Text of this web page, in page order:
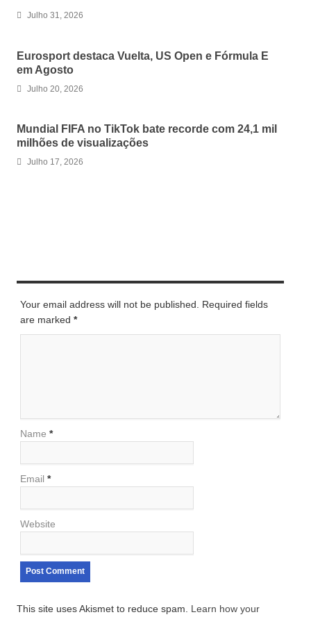
Julho 31, 2026
Eurosport destaca Vuelta, US Open e Fórmula E
em Agosto
Julho 20, 2026
Mundial FIFA no TikTok bate recorde com 24,1 mil
milhões de visualizações
Julho 17, 2026
Your email address will not be published. Required fields
are marked *
Name *
Email *
Website
This site uses Akismet to reduce spam. Learn how your